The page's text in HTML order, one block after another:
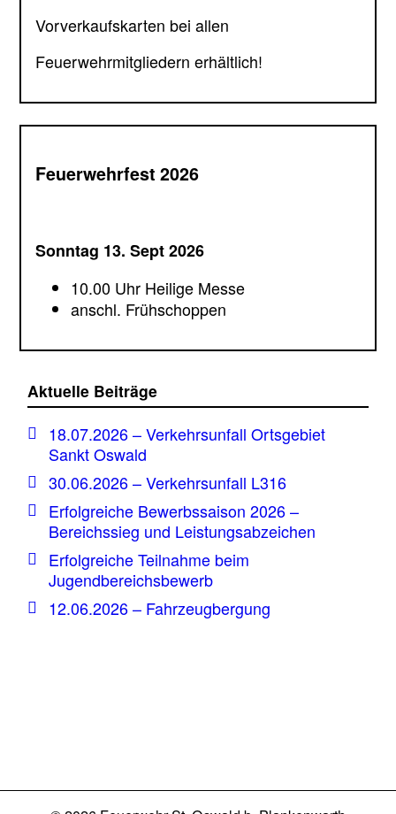
Vorverkaufskarten bei allen
Feuerwehrmitgliedern erhältlich!
Feuerwehrfest 2026
Sonntag 13. Sept 2026
10.00 Uhr Heilige Messe
anschl. Frühschoppen
Aktuelle Beiträge
18.07.2026 – Verkehrsunfall Ortsgebiet
Sankt Oswald
30.06.2026 – Verkehrsunfall L316
Erfolgreiche Bewerbssaison 2026 –
Bereichssieg und Leistungsabzeichen
Erfolgreiche Teilnahme beim
Jugendbereichsbewerb
12.06.2026 – Fahrzeugbergung